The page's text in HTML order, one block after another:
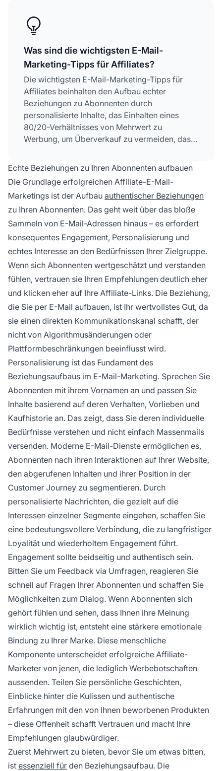
Was sind die wichtigsten E-Mail-
Marketing-Tipps für Affiliates?
Die wichtigsten E-Mail-Marketing-Tipps für
Affiliates beinhalten den Aufbau echter
Beziehungen zu Abonnenten durch
personalisierte Inhalte, das Einhalten eines
80/20-Verhältnisses von Mehrwert zu
Werbung, um Überverkauf zu vermeiden, das
Ansprache, das Anbieten wertvoller Lead-
Magnete zum Ausbau Ihrer Zielgruppe, das
regelmäßige Versenden hochwertiger Inhalte
sowie die Nutzung von E-Mail-
Optimierungstools zur Verbesserung von Text
und Zustellbarkeit. Gemeinsam sorgen diese
Strategien für Vertrauen, mehr Engagement
und höhere Affiliate-Conversions bei
gleichzeitiger Wahrung der
Abonnentenloyalität.
Echte Beziehungen zu Ihren Abonnenten aufbauen
Die Grundlage erfolgreichen Affiliate-E-Mail-
Marketings ist der Aufbau authentischer Beziehungen
zu Ihren Abonnenten. Das geht weit über das bloße
Sammeln von E-Mail-Adressen hinaus – es erfordert
konsequentes Engagement, Personalisierung und
echtes Interesse an den Bedürfnissen Ihrer Zielgruppe.
Wenn sich Abonnenten wertgeschätzt und verstanden
fühlen, vertrauen sie Ihren Empfehlungen deutlich eher
und klicken eher auf Ihre Affiliate-Links. Die Beziehung,
die Sie per E-Mail aufbauen, ist Ihr wertvollstes Gut, da
sie einen direkten Kommunikationskanal schafft, der
nicht von Algorithmusänderungen oder
Plattformbeschränkungen beeinflusst wird.
Personalisierung ist das Fundament des
Beziehungsaufbaus im E-Mail-Marketing. Sprechen Sie
Abonnenten mit ihrem Vornamen an und passen Sie
Inhalte basierend auf deren Verhalten, Vorlieben und
Kaufhistorie an. Das zeigt, dass Sie deren individuelle
Bedürfnisse verstehen und nicht einfach Massenmails
versenden. Moderne E-Mail-Dienste ermöglichen es,
Abonnenten nach ihren Interaktionen auf Ihrer Website,
den abgerufenen Inhalten und ihrer Position in der
Customer Journey zu segmentieren. Durch
personalisierte Nachrichten, die gezielt auf die
Interessen einzelner Segmente eingehen, schaffen Sie
eine bedeutungsvollere Verbindung, die zu langfristiger
Loyalität und wiederholtem Engagement führt.
Engagement sollte beidseitig und authentisch sein.
Bitten Sie um Feedback via Umfragen, reagieren Sie
schnell auf Fragen Ihrer Abonnenten und schaffen Sie
Möglichkeiten zum Dialog. Wenn Abonnenten sich
gehört fühlen und sehen, dass Ihnen ihre Meinung
wirklich wichtig ist, entsteht eine stärkere emotionale
Bindung zu Ihrer Marke. Diese menschliche
Komponente unterscheidet erfolgreiche Affiliate-
Marketer von jenen, die lediglich Werbebotschaften
aussenden. Teilen Sie persönliche Geschichten,
Einblicke hinter die Kulissen und authentische
Erfahrungen mit den von Ihnen beworbenen Produkten
– diese Offenheit schafft Vertrauen und macht Ihre
Empfehlungen glaubwürdiger.
Zuerst Mehrwert zu bieten, bevor Sie um etwas bitten,
ist essenziell für den Beziehungsaufbau. Die